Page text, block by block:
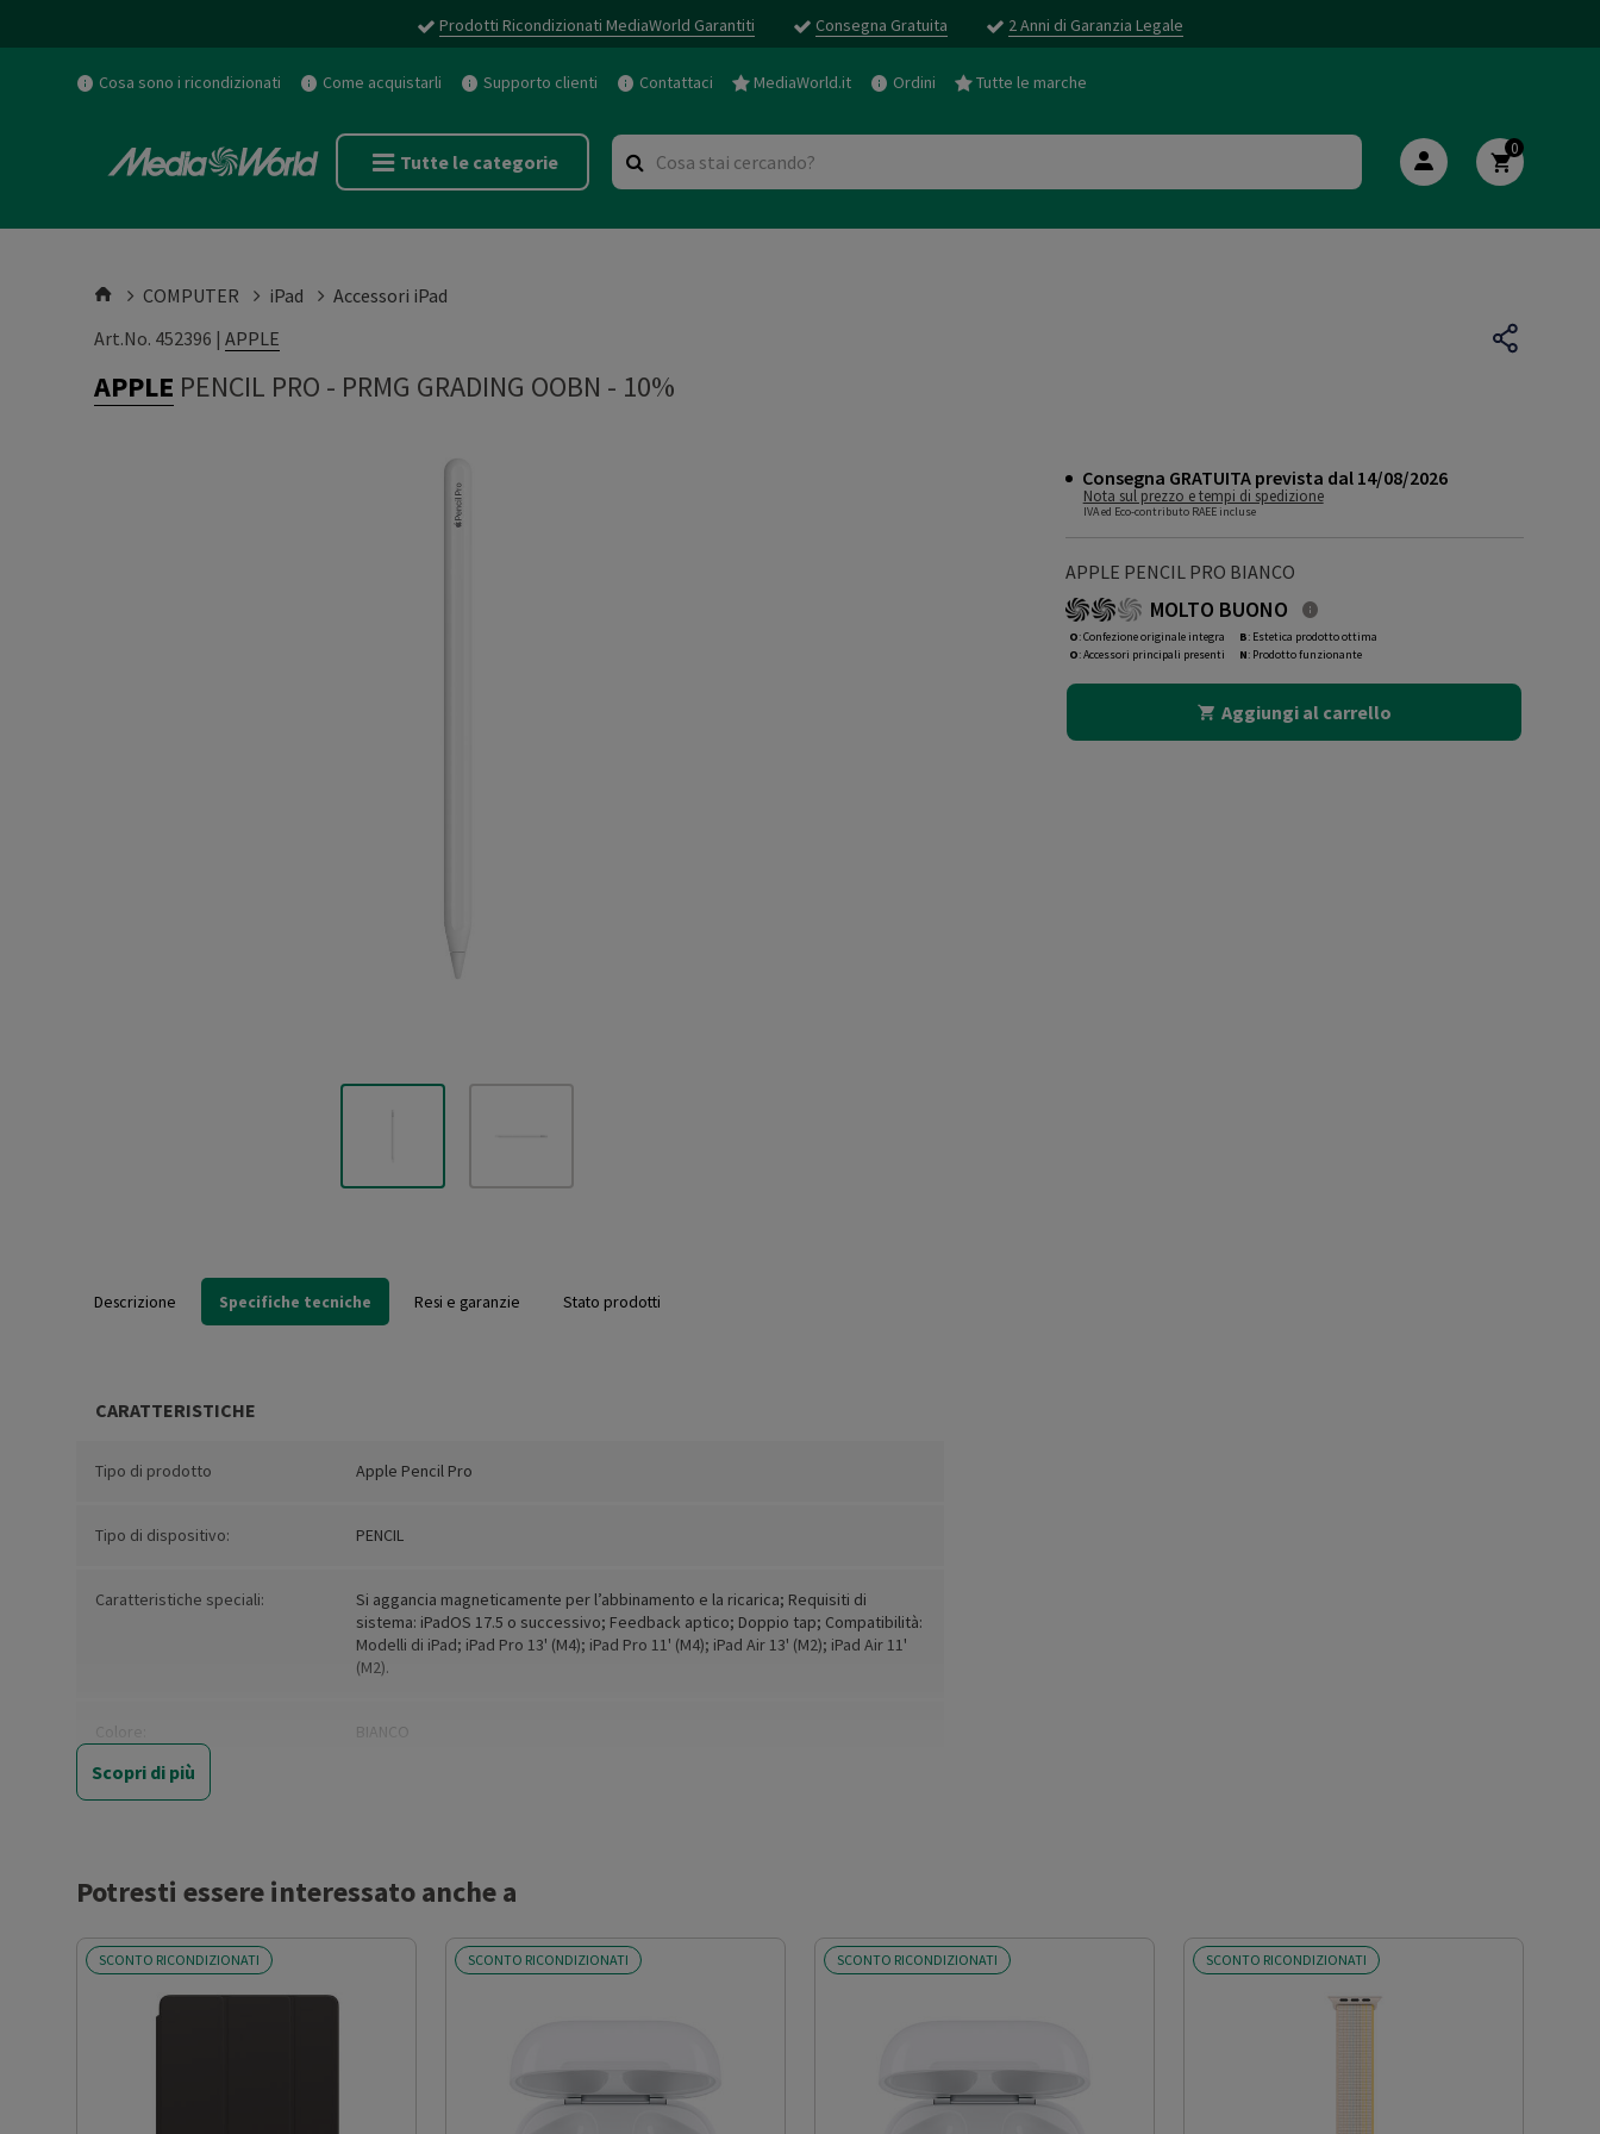
Prodotti Ricondizionati MediaWorld Garantiti Consegna Gratuita 2 Anni di Garanzia Legale
Cosa sono i ricondizionati Come acquistarli Supporto clienti Contattaci MediaWorld.it Ordini Tutte le marche
Tutte le categorie
0
COMPUTER iPad
Accessori iPad
Art.No. 452396 | APPLE
APPLE PENCIL PRO - PRMG GRADING OOBN - 10%
Consegna GRATUITA prevista dal 14/08/2026
Nota sul prezzo e tempi di spedizione
IVA ed Eco-contributo RAEE incluse
APPLE PENCIL PRO BIANCO
MOLTO BUONO
O: Confezione originale integra
O: Accessori principali presenti
B: Estetica prodotto ottima
N: Prodotto funzionante
Aggiungi al carrello
Descrizione Specifiche tecniche Resi e garanzie Stato prodotti
CARATTERISTICHE
Tipo di prodotto Apple Pencil Pro
Tipo di dispositivo: PENCIL
Caratteristiche speciali:
Si aggancia magneticamente per l’abbinamento e la ricarica; Requisiti di
sistema: iPadOS 17.5 o successivo; Feedback aptico; Doppio tap; Compatibilità:
Modelli di iPad; iPad Pro 13' (M4); iPad Pro 11' (M4); iPad Air 13' (M2); iPad Air 11'
(M2).
BIANCO
Colore (basic):
(cm)
Larghezza netta del prodotto
(cm)
Scopri di più
Potresti essere interessato anche a
SCONTO RICONDIZIONATI SCONTO RICONDIZIONATI SCONTO RICONDIZIONATI SCONTO RICONDIZIONATI